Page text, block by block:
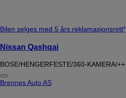
Bilen selges med 5 års reklamasjonsrett*
Nissan Qashqai
BOSE/HENGERFESTE/360-KAMERA/++
Brennes Auto AS